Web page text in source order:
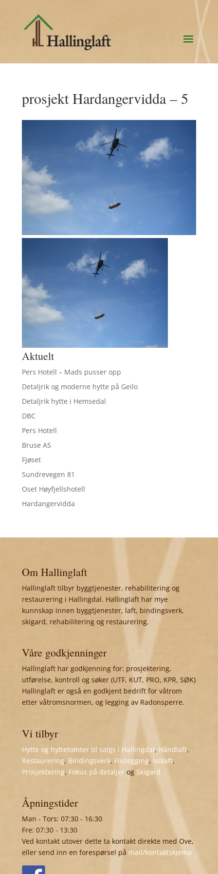
prosjekt Hardangervidda – 5
Aktuelt
Pers Hotell – Mads pusser opp
Detaljrik og moderne hytte på Geilo
Detaljrik hytte i Hemsedal
DBC
Pers Hotell
Bruse AS
Fjøset
Sundrevegen 81
Oset Høyfjellshotell
Hardangervidda
Om Hallinglaft
Hallinglaft tilbyr byggtjenester, rehabilitering og
restaurering i Hallingdal. Hallinglaft har mye
kunnskap innen byggtjenester, laft, bindingsverk,
skigard, rehabilitering og restaurering.
Våre godkjenninger
Hallinglaft har godkjenning for: prosjektering,
utførelse, kontroll og søker (UTF, KUT, PRO, KPR, SØK)
Hallinglaft er også en godkjent bedrift for våtrom
etter våtromsnormen, og legging av Radonsperre.
Vi tilbyr
Hytte og hyttetomter til salgs i Hallingdal, Håndlaft,
Restaurering, Bindingsverk, Flislegging, Isolaft,
Prosjektering, Fokus på detaljerog Skigard
Åpningstider
Man - Tors: 07:30 - 16:30
Fre: 07:30 - 13:30
Ved kontakt utover dette ta kontakt direkte med Ove,
eller send inn en forespørsel på mail/kontaktskjema